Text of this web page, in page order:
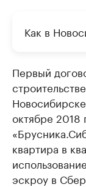
Как в
Первый
октябре 2018
квартира в
эскроу в